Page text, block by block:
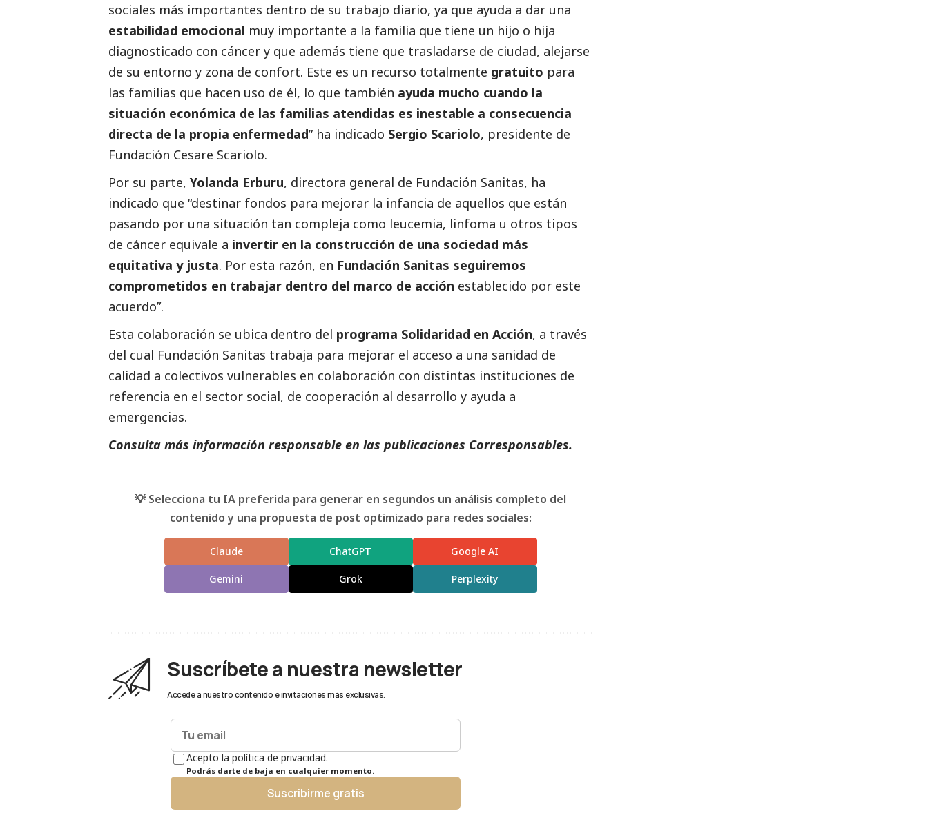
sociales más importantes dentro de su trabajo diario, ya que ayuda a dar una
estabilidad emocional muy importante a la familia que tiene un hijo o hija
diagnosticado con cáncer y que además tiene que trasladarse de ciudad, alejarse
de su entorno y zona de confort. Este es un recurso totalmente gratuito para
las familias que hacen uso de él, lo que también ayuda mucho cuando la
situación económica de las familias atendidas es inestable a consecuencia
directa de la propia enfermedad” ha indicado Sergio Scariolo, presidente de
Fundación Cesare Scariolo.
Por su parte, Yolanda Erburu, directora general de Fundación Sanitas, ha
indicado que “destinar fondos para mejorar la infancia de aquellos que están
pasando por una situación tan compleja como leucemia, linfoma u otros tipos
de cáncer equivale a invertir en la construcción de una sociedad más
equitativa y justa. Por esta razón, en Fundación Sanitas seguiremos
comprometidos en trabajar dentro del marco de acción establecido por este
acuerdo”.
Esta colaboración se ubica dentro del programa Solidaridad en Acción, a través
del cual Fundación Sanitas trabaja para mejorar el acceso a una sanidad de
calidad a colectivos vulnerables en colaboración con distintas instituciones de
referencia en el sector social, de cooperación al desarrollo y ayuda a
emergencias.
Consulta más información responsable en las publicaciones Corresponsables.
💡 Selecciona tu IA preferida para generar en segundos un análisis completo del
contenido y una propuesta de post optimizado para redes sociales:
Claude ChatGPT Google AI
Gemini Grok Perplexity
Suscríbete a nuestra newsletter
Accede a nuestro contenido e invitaciones más exclusivas.
Acepto la política de privacidad.
Podrás darte de baja en cualquier momento.
Suscribirme gratis